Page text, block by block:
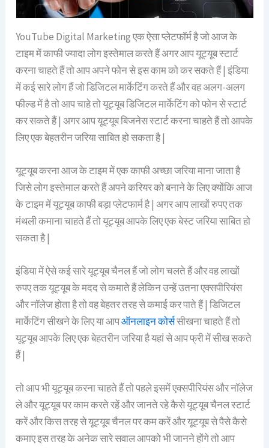
YouTube Digital Marketing एक ऐसा प्लेटफॉर्म है जो आज के
टाइम में काफी ज्यादा लोग इस्तेमाल करते हैं अगर आप यूट्यूब स्टार्ट
करना चाहते हैं तो आप अपने फोन से इस काम को कर सकते हैं | इंडिया
में कई सारे लोग हैं जो डिजिटल मार्केटिंग करते हैं और वह अलग-अलग
फील्ड में है तो आप चाहे तो यूट्यूब डिजिटल मार्केटिंग को फोन से स्टार्ट
कर सकते हैं | अगर आप यूट्यूब बिजनेस स्टार्ट करना चाहते हैं तो आपके
लिए एक बेहतरीन जरिया साबित हो सकता है |
यूट्यूब करना आज के टाइम में एक काफी अच्छा जरिया माना जाता है
जिसे लोग इस्तेमाल करते हैं अपने करियर को बनाने के लिए क्योंकि आज
के टाइम में यूट्यूब काफी बड़ा प्लेटफार्म है | अगर आप लाखों रुपए तक
मंथली कमाना चाहते हैं तो यूट्यूब आपके लिए एक बेस्ट जरिया साबित हो
सकता है |
इंडिया में ऐसे कई सारे यूट्यूब चैनल हैं जो लोग चलते हैं और वह लाखों
रुपए तक यूट्यूब के मदद से कमाते हैं लेकिन उन्हें उतना एक्सपीरियंस
और नॉलेज होता है तो वह बेहतर तरह से कमाई कर पाते हैं | डिजिटल
मार्केटिंग सीखने के लिए या आपऑनलाइन कोर्ससीखना चाहते हैं तो
यूट्यूब आपके लिए एक बेहतरीन जरिया है यहां से आप फ्री में सीख सकते
हैं |
तो आप भी यूट्यूब करना चाहते हैं तो पहले इसमें एक्सपीरियंस और नॉलेज
ले और यूट्यूब पर काम करते रहें और जानते रहे कैसे यूट्यूब चैनल स्टार्ट
करें और किस तरह से यूट्यूब चैनल पर कम करें और यूट्यूब से पैसे कैसे
कमाए इस तरह के अनेक सारे सवाल आपको भी जानने होंगे तो आप